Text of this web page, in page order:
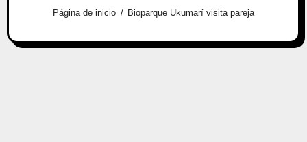
Página de inicio Bioparque Ukumarí visita pareja